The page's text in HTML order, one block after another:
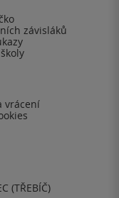
závisláků
vrácení
(TŘEBÍČ)